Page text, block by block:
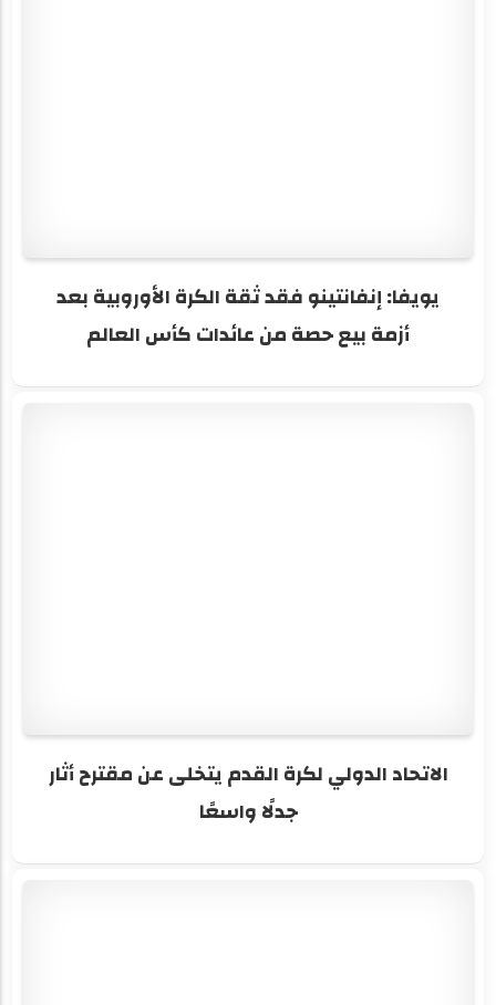
يويفا: إنفانتينو فقد ثقة الكرة الأوروبية بعد
أزمة بيع حصة من عائدات كأس العالم
الاتحاد الدولي لكرة القدم يتخلى عن مقترح أثار
جدلًا واسعًا